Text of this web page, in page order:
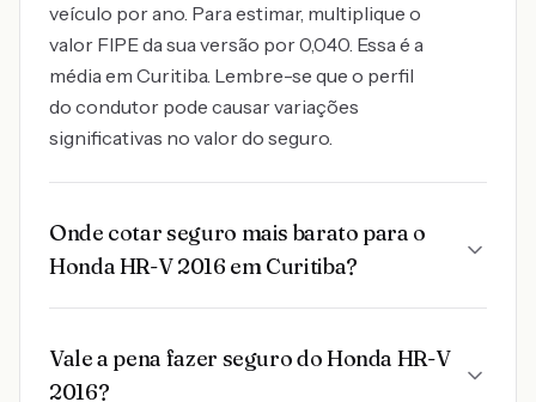
veículo por ano. Para estimar, multiplique o
valor FIPE da sua versão por 0,040. Essa é a
média em Curitiba. Lembre-se que o perfil
do condutor pode causar variações
significativas no valor do seguro.
Onde cotar seguro mais barato para o
Honda HR-V 2016 em Curitiba?
Vale a pena fazer seguro do Honda HR-V
2016?